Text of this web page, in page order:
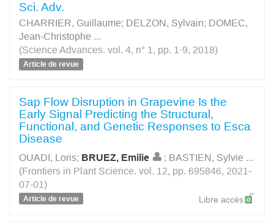
Sci. Adv.
CHARRIER, Guillaume; DELZON, Sylvain; DOMEC,
Jean-Christophe ...
(Science Advances. vol. 4, n° 1, pp. 1-9, 2018)
Article de revue
Sap Flow Disruption in Grapevine Is the
Early Signal Predicting the Structural,
Functional, and Genetic Responses to Esca
Disease
OUADI, Loris; BRUEZ, Emilie ; BASTIEN, Sylvie ...
(Frontiers in Plant Science. vol. 12, pp. 695846, 2021-
07-01)
Article de revue Libre accès